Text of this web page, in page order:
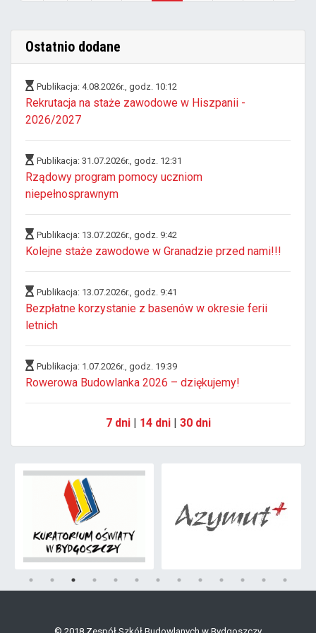
Ostatnio dodane
Publikacja: 4.08.2026r., godz. 10:12
Rekrutacja na staże zawodowe w Hiszpanii -
2026/2027
Publikacja: 31.07.2026r., godz. 12:31
Rządowy program pomocy uczniom
niepełnosprawnym
Publikacja: 13.07.2026r., godz. 9:42
Kolejne staże zawodowe w Granadzie przed nami!!!
Publikacja: 13.07.2026r., godz. 9:41
Bezpłatne korzystanie z basenów w okresie ferii
letnich
Publikacja: 1.07.2026r., godz. 19:39
Rowerowa Budowlanka 2026 – dziękujemy!
7 dni| 14 dni| 30 dni